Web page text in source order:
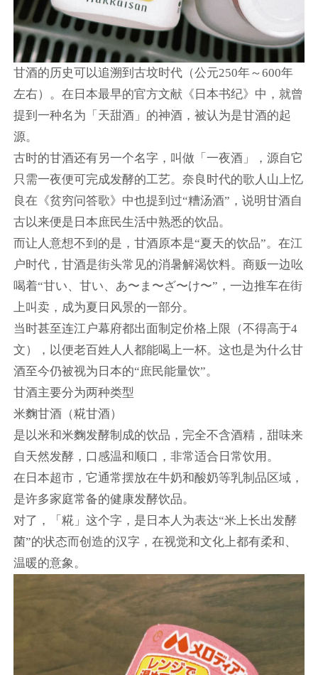
甘酒的历史可以追溯到古坟时代（公元250年～600年
左右）。在日本最早的官方文献《日本书纪》中，就曾
提到一种名为「天甜酒」的神酒，被认为是甘酒的起
源。
古时的甘酒还有另一个名字，叫做「一夜酒」，源自它
只需一夜便可完成发酵的工艺。奈良时代的歌人山上忆
良在《贫穷问答歌》中也提到过“糟汤酒”，说明甘酒自
古以来便是日本庶民生活中熟悉的饮品。
而让人意想不到的是，甘酒原本是“夏天的饮品”。在江
户时代，甘酒是街头常见的消暑解渴饮料。商贩一边吆
喝着“甘い、甘い、あ〜ま〜ざ〜け〜”，一边推车在街
上叫卖，成为夏日风景的一部分。
当时甚至连江户幕府都出面制定价格上限（不得高于4
文），以便老百姓人人都能喝上一杯。这也是为什么甘
酒至今仍被视为日本的“庶民能量饮”。
甘酒主要分为两种类型
米麴甘酒（糀甘酒）
是以米和米麴发酵制成的饮品，完全不含酒精，甜味来
自天然发酵，口感温和顺口，非常适合日常饮用。
在日本超市，它通常摆放在牛奶和酸奶等乳制品区域，
是许多家庭常备的健康发酵饮品。
对了，「糀」这个字，是日本人为表达“米上长出发酵
菌”的状态而创造的汉字，在视觉和文化上都有柔和、
温暖的意象。